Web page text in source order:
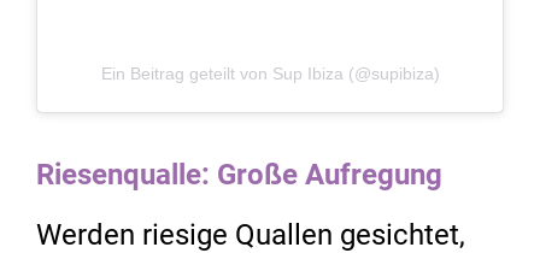
Ein Beitrag geteilt von Sup Ibiza (@supibiza)
Riesenqualle: Große Aufregung
Werden riesige Quallen gesichtet,